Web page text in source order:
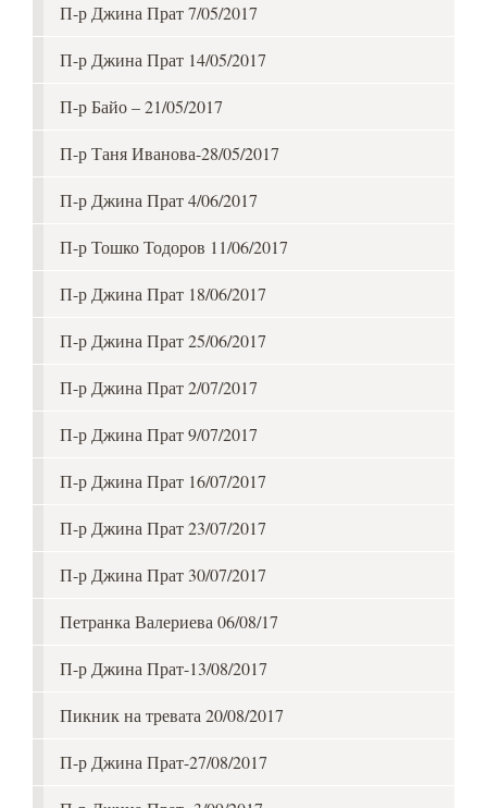
П-р Джина Прат 7/05/2017
П-р Джина Прат 14/05/2017
П-р Байо – 21/05/2017
П-р Таня Иванова-28/05/2017
П-р Джина Прат 4/06/2017
П-р Тошко Тодоров 11/06/2017
П-р Джина Прат 18/06/2017
П-р Джина Прат 25/06/2017
П-р Джина Прат 2/07/2017
П-р Джина Прат 9/07/2017
П-р Джина Прат 16/07/2017
П-р Джина Прат 23/07/2017
П-р Джина Прат 30/07/2017
Петранка Валериева 06/08/17
П-р Джина Прат-13/08/2017
Пикник на тревата 20/08/2017
П-р Джина Прат-27/08/2017